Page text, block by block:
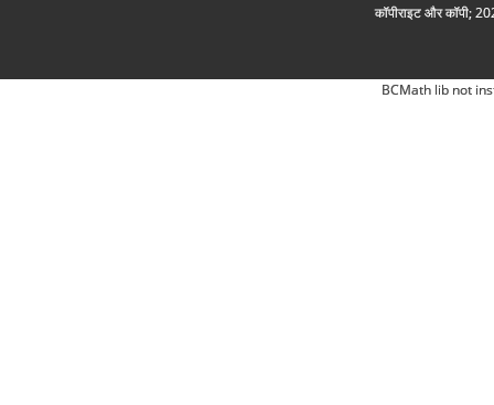
कॉपीराइट और कॉपी;
BCMath lib not